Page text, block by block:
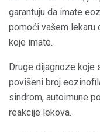
garantuju da imate
pomoći vašem lekaru
koje imate.
Druge dijagnoze koje
povišeni broj
sindrom, autoimune
reakcije lekova.